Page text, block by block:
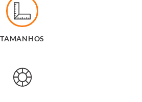
TAMANHOS
13 CORES